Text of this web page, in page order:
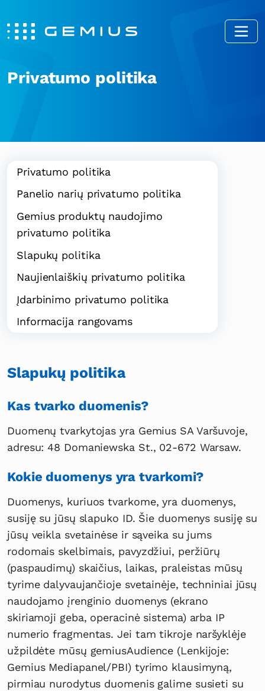
Privatumo politika
Privatumo politika
Panelio narių privatumo politika
Gemius produktų naudojimo
privatumo politika
Slapukų politika
Naujienlaiškių privatumo politika
Įdarbinimo privatumo politika
Informacija rangovams
Slapukų politika
Kas tvarko duomenis?
Duomenų tvarkytojas yra Gemius SA Varšuvoje,
adresu: 48 Domaniewska St., 02-672 Warsaw.
Kokie duomenys yra tvarkomi?
Duomenys, kuriuos tvarkome, yra duomenys,
susiję su jūsų slapuko ID. Šie duomenys susiję su
jūsų veikla svetainėse ir sąveika su jums
rodomais skelbimais, pavyzdžiui, peržiūrų
(paspaudimų) skaičius, laikas, praleistas mūsų
tyrime dalyvaujančioje svetainėje, techniniai jūsų
naudojamo įrenginio duomenys (ekrano
skiriamoji geba, operacinė sistema) arba IP
numerio fragmentas. Jei tam tikroje naršyklėje
užpildėte mūsų gemiusAudience (Lenkijoje:
Gemius Mediapanel/PBI) tyrimo klausimyną,
pirmiau nurodytus duomenis galime susieti su